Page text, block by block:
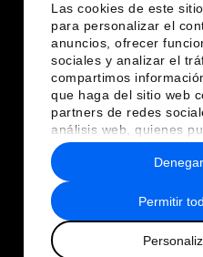
Las cookies de este
para personalizar el
anuncios, ofrecer
sociales y analizar el
compartimos
que haga del sitio web
partners de redes
análisis web, quienes
combinarla con otra
haya proporcionado o
recopilado a partir del
hecho de sus servicios.
Permitir
Denegar